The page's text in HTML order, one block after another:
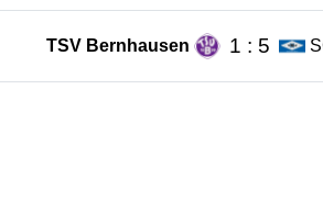
TSV Bernhausen 1 : 5